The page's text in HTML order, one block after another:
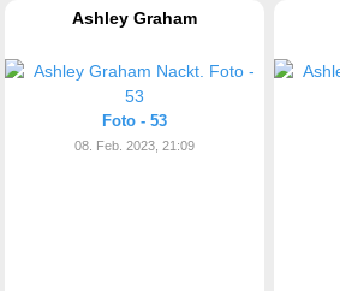
Ashley Graham
Foto - 53
08. Feb. 2023, 21:09